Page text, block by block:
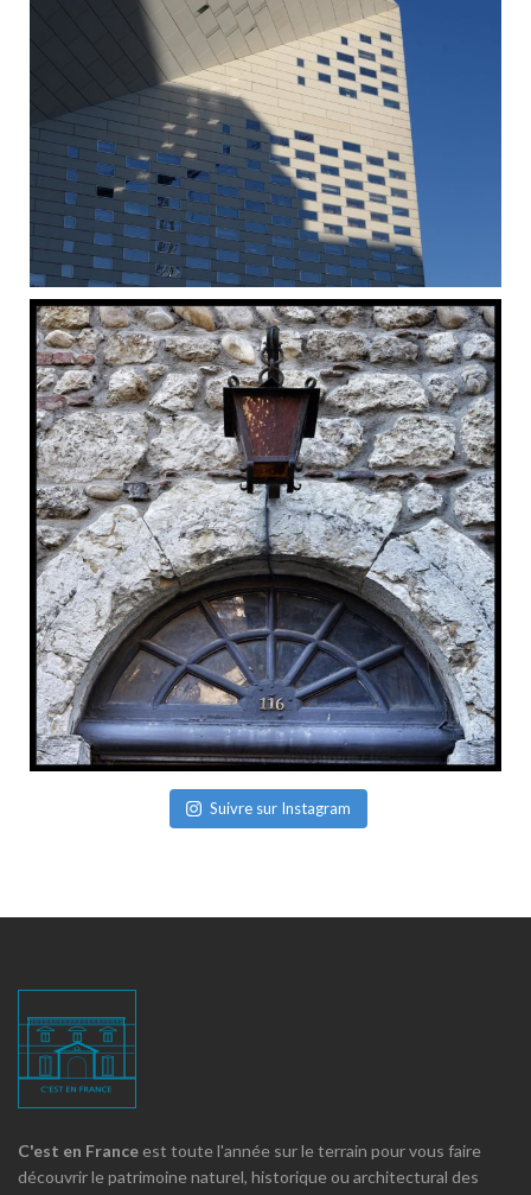
Suivre sur Instagram
C'est en France est toute l'année sur le terrain pour vous faire
découvrir le patrimoine naturel, historique ou architectural des